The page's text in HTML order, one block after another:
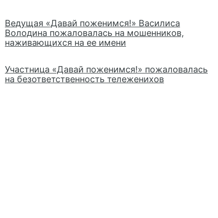
Ведущая «Давай поженимся!» Василиса
Володина пожаловалась на мошенников,
наживающихся на ее имени
Участница «Давай поженимся!» пожаловалась
на безответственность тележенихов